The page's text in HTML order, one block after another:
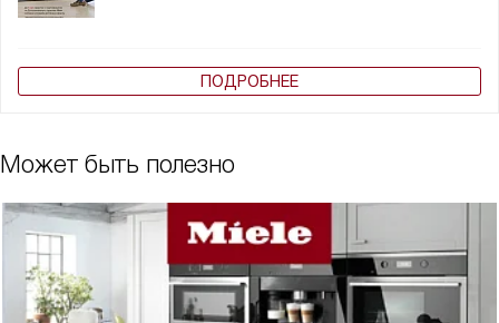
ПОДРОБНЕЕ
Может быть полезно